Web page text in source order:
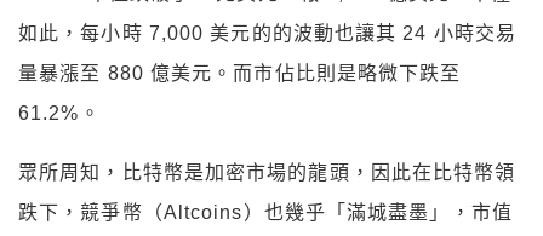
如此，每小時 7,000 美元的的波動也讓其 24 小時交易
量暴漲至 880 億美元。而市佔比則是略微下跌至
61.2%。
眾所周知，比特幣是加密市場的龍頭，因此在比特幣領
跌下，競爭幣（Altcoins）也幾乎「滿城盡墨」，市值